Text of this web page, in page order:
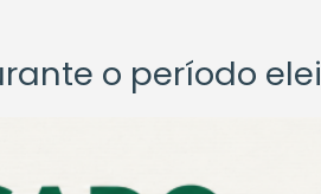
o período